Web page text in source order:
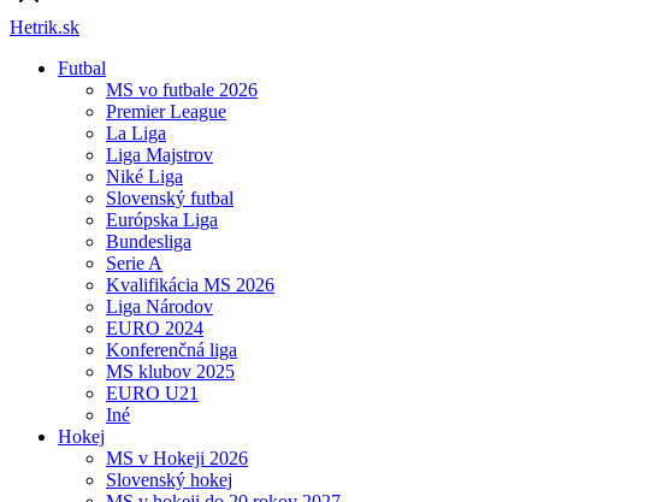
Hetrik.sk
Futbal
MS vo futbale 2026
Premier League
La Liga
Liga Majstrov
Niké Liga
Slovenský futbal
Európska Liga
Bundesliga
Serie A
Kvalifikácia MS 2026
Liga Národov
EURO 2024
Konferenčná liga
MS klubov 2025
EURO U21
Iné
Hokej
MS v Hokeji 2026
Slovenský hokej